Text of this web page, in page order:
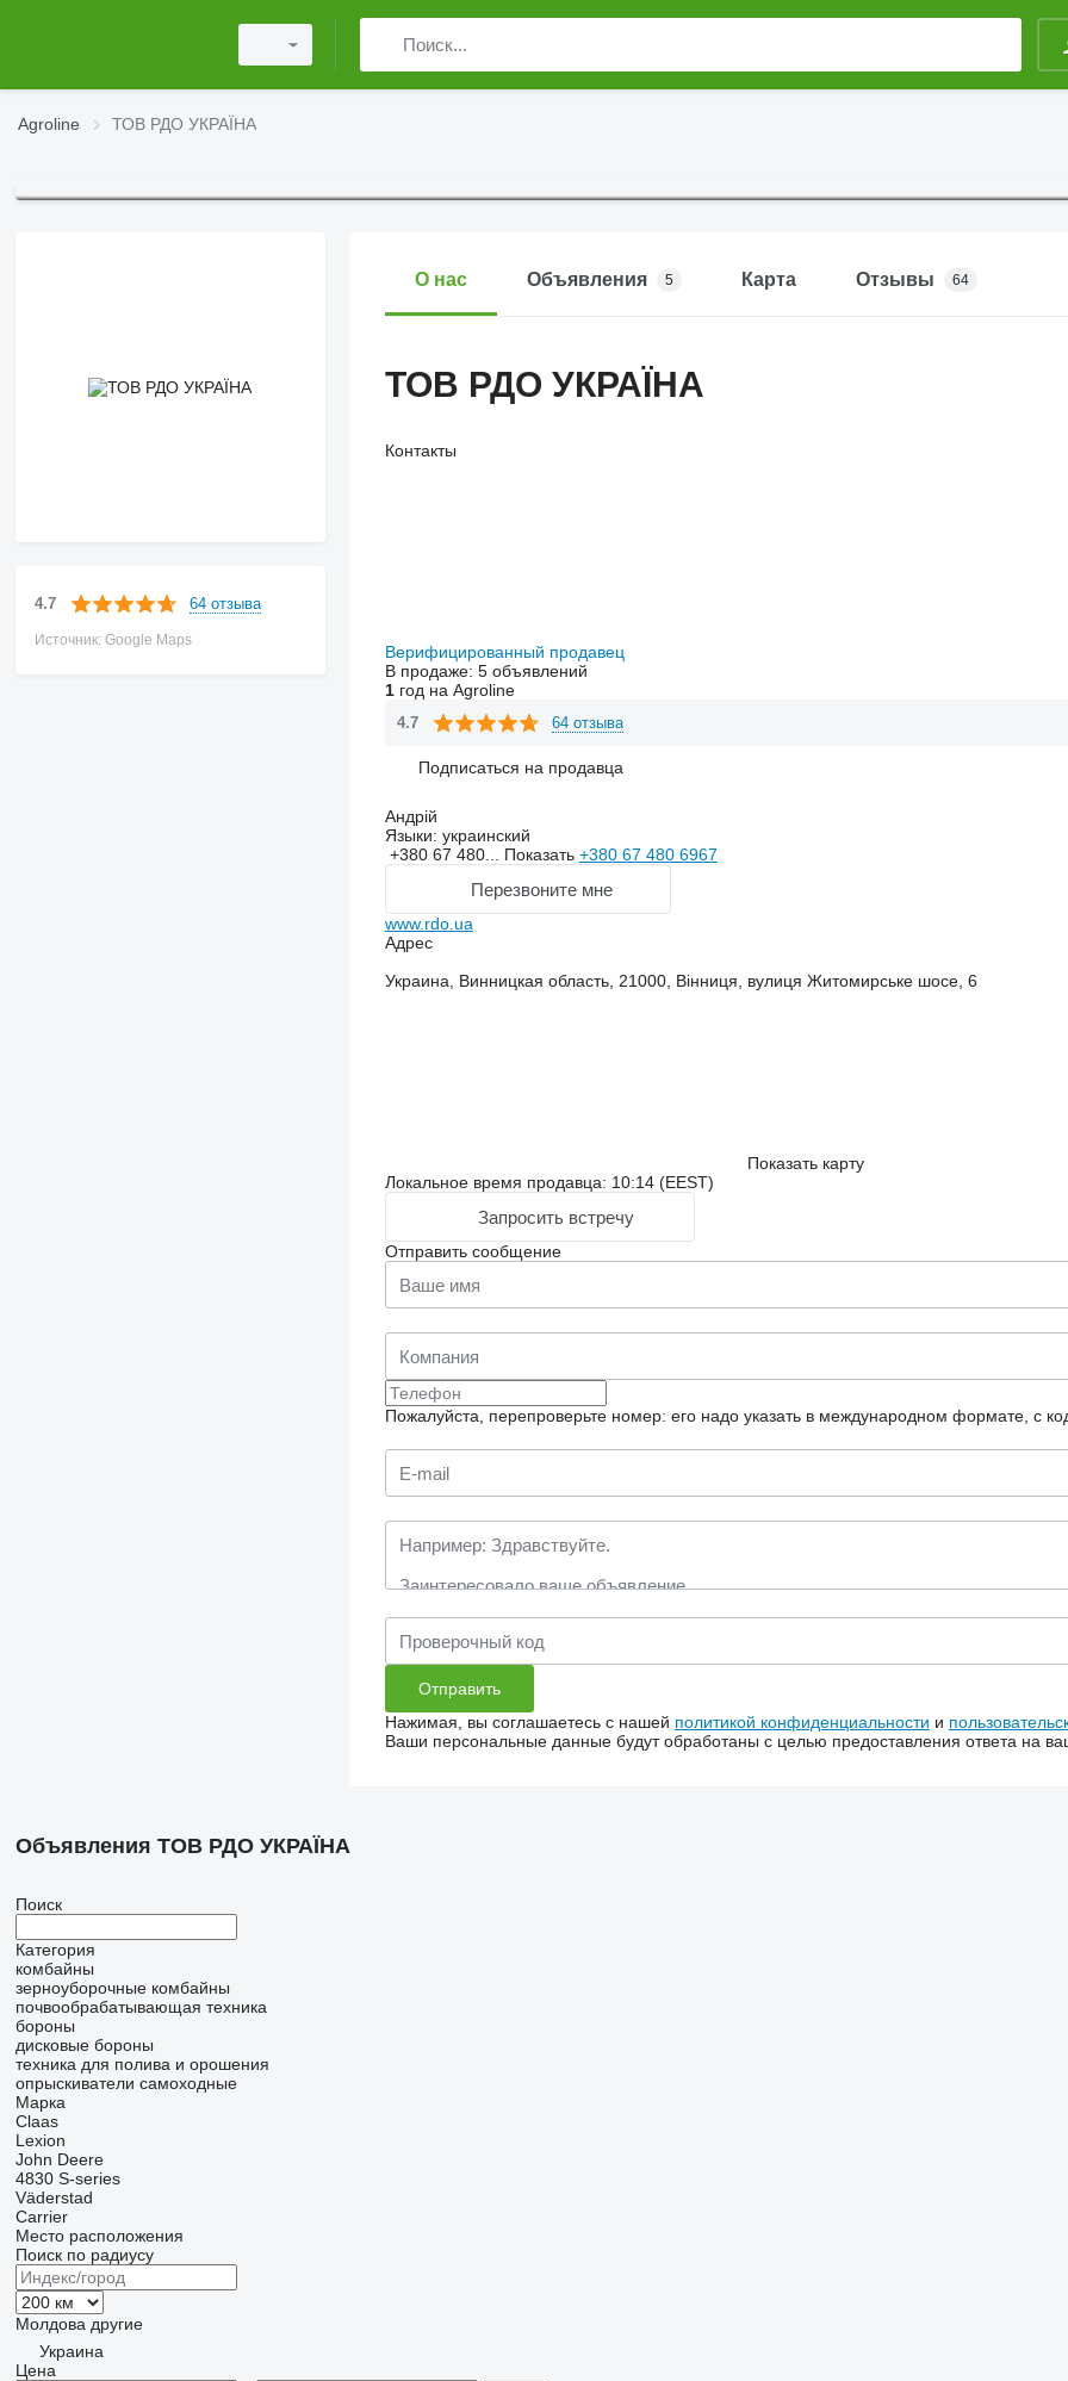
Agroline ТОВ РДО УКРАЇНА
4.7 64 отзыва
Источник: Google Maps
О нас Объявления 5 Карта Отзывы 64
ТОВ РДО УКРАЇНА
Контакты
Верифицированный продавец
В продаже: 5 объявлений
1год на Agroline
4.7 64 отзыва
Подписаться на продавца
Андрій
Языки: украинский
+380 67 480... Показать +380 67 480 6967
Перезвоните мне
www.rdo.ua
Адрес
Украина, Винницкая область, 21000, Вінниця, вулиця Житомирське шосе, 6
Показать карту
Локальное время продавца: 10:14 (EEST)
Запросить встречу
Отправить сообщение
Пожалуйста, перепроверьте номер: его надо указать в международном формате, с
Нажимая, вы соглашаетесь с нашей политикой конфиденциальности и
Ваши персональные данные будут обработаны с целью предоставления ответа на
Объявления ТОВ РДО УКРАЇНА
Поиск
Категория
комбайны
зерноуборочные комбайны
почвообрабатывающая техника
бороны
дисковые бороны
техника для полива и орошения
опрыскиватели самоходные
Марка
Claas
Lexion
John Deere
4830 S-series
Väderstad
Carrier
Место расположения
Поиск по радиусу
Молдова другие
Украина
Цена